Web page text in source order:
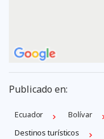
Publicado en:
Ecuador Bolí­var
Destinos turísticos